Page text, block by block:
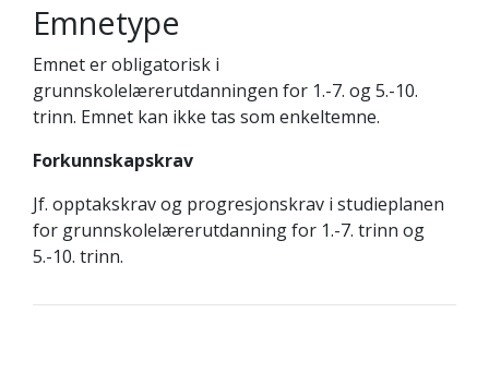
Emnetype
Emnet er obligatorisk i
grunnskolelærerutdanningen for 1.-7. og 5.-10.
trinn. Emnet kan ikke tas som enkeltemne.
Forkunnskapskrav
Jf. opptakskrav og progresjonskrav i studieplanen
for grunnskolelærerutdanning for 1.-7. trinn og
5.-10. trinn.